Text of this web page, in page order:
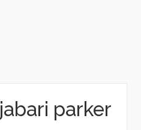
jabari parker